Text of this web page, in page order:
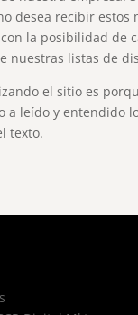
desea recibir estos
la posibilidad de
nuestras listas de
el sitio es
a leído y entendido
texto.